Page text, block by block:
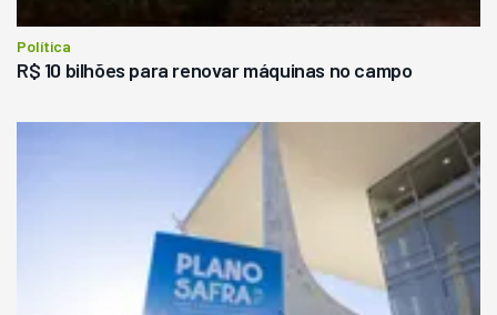
Política
R$ 10 bilhões para renovar máquinas no campo